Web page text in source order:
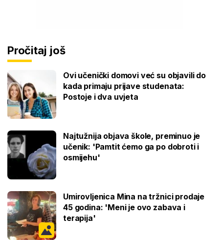
Pročitaj još
Ovi učenički domovi već su objavili do
kada primaju prijave studenata:
Postoje i dva uvjeta
Najtužnija objava škole, preminuo je
učenik: 'Pamtit ćemo ga po dobroti i
osmijehu'
Umirovljenica Mina na tržnici prodaje
45 godina: 'Meni je ovo zabava i
terapija'